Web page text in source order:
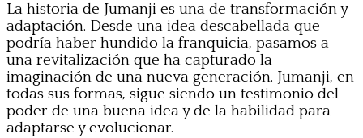
La historia de Jumanji es una de transformación y
adaptación. Desde una idea descabellada que
podría haber hundido la franquicia, pasamos a
una revitalización que ha capturado la
imaginación de una nueva generación. Jumanji, en
todas sus formas, sigue siendo un testimonio del
poder de una buena idea y de la habilidad para
adaptarse y evolucionar.